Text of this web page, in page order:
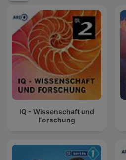
IQ - Wissenschaft und
Forschung